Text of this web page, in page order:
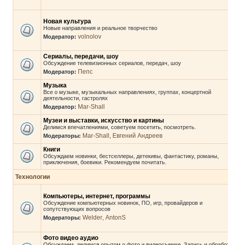
Новая культура
Новые направления и реальное творчество
Модератор: volnolov
Сериалы, передачи, шоу
Обсуждение телевизионных сериалов, передач, шоу
Модератор: Пепс
Музыка
Все о музыке, музыкальных направлениях, группах, концертной
деятельности, гастролях
Модератор: Mar-Shall
Музеи и выставки, искусство и картины
Делимся впечатлениями, советуем посетить, посмотреть.
Модераторы: Mar-Shall
Евгений Андреев
Книги
Обсуждаем новинки, бестселлеры, детекивы, фантастику, романы,
приключения, боевики. Рекомендуем почитать.
Технологии
Компьютеры, интернет, программы
Обсуждение компьютерных новинок, ПО, игр, провайдеров и
сопутствующих вопросов
Модераторы: Welder AntonS
Фото видео аудио